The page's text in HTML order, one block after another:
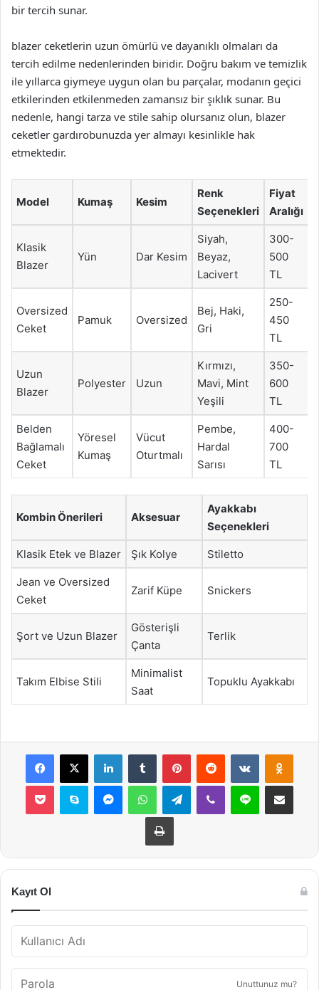
bir tercih sunar.
blazer ceketlerin uzun ömürlü ve dayanıklı olmaları da
tercih edilme nedenlerinden biridir. Doğru bakım ve temizlik
ile yıllarca giymeye uygun olan bu parçalar, modanın geçici
etkilerinden etkilenmeden zamansız bir şıklık sunar. Bu
nedenle, hangi tarza ve stile sahip olursanız olun, blazer
ceketler gardırobunuzda yer almayı kesinlikle hak
etmektedir.
Model Kumaş Kesim
Renk
Seçenekleri
Fiyat
Aralığı
Klasik
Blazer
Yün Dar Kesim
Siyah,
Beyaz,
Lacivert
300-
500
TL
Oversized
Ceket
Pamuk Oversized
Bej, Haki,
Gri
250-
450
TL
Uzun
Blazer
Polyester Uzun
Kırmızı,
Mavi, Mint
Yeşili
350-
600
TL
Belden
Bağlamalı
Ceket
Yöresel
Kumaş
Vücut
Oturtmalı
Pembe,
Hardal
Sarısı
400-
700
TL
Kombin Önerileri Aksesuar
Ayakkabı
Seçenekleri
Klasik Etek ve Blazer Şık Kolye Stiletto
Jean ve Oversized
Ceket
Zarif Küpe Snickers
Şort ve Uzun Blazer
Gösterişli
Çanta
Terlik
Takım Elbise Stili
Minimalist
Saat
Topuklu Ayakkabı
Facebook
X LinkedInTumblr PinterestReddit VKontakte
Pocket Skype MessengerWhatsAppTelegramViber Line E-Posta ile
Yazdır
Kayıt Ol
Unuttunuz mu?